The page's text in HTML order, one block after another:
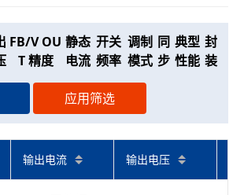
FB/V OU
T 精度
静态
电流
开关
频率
调制
模式
同
步
典型
性能
封
装
应用筛选
输出电流 输出电压